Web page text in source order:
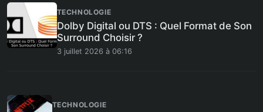
TECHNOLOGIE
Dolby Digital ou DTS : Quel Format de Son
Surround Choisir ?
3 juillet 2026 à 06:16
TECHNOLOGIE